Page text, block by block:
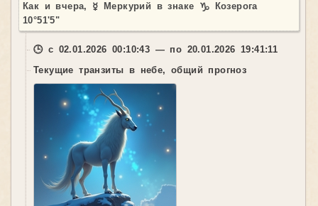
Как и вчера, ☿ Меркурий в знаке ♑ Козерога
10°51'5"
🕒 с 02.01.2026 00:10:43 — по 20.01.2026 19:41:11
Текущие транзиты в небе, общий прогноз